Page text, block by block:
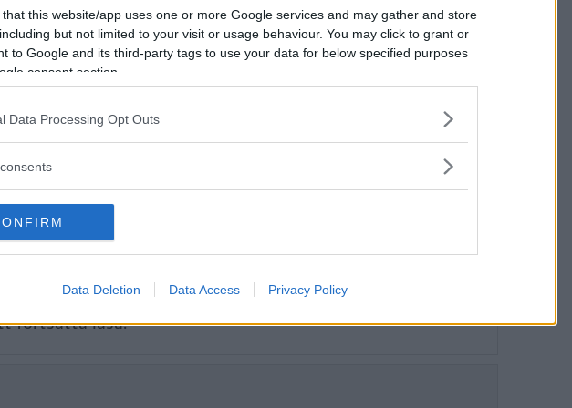
that this website/app uses one or more Google services and may gather and store
but not limited to your visit or usage behaviour. You may click to grant or
to Google and its third-party tags to use your data for below specified purposes
consent section.
Data Processing Opt Outs
Data Deletion Data Access Privacy Policy
C4 och Peugeot 2008 lockar med
ytan?
fortsätta läsa.